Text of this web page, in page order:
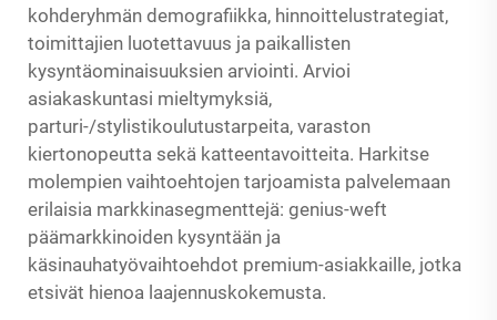
kohderyhmän demografiikka, hinnoittelustrategiat,
toimittajien luotettavuus ja paikallisten
kysyntäominaisuuksien arviointi. Arvioi
asiakaskuntasi mieltymyksiä,
parturi-/stylistikoulutustarpeita, varaston
kiertonopeutta sekä katteentavoitteita. Harkitse
molempien vaihtoehtojen tarjoamista palvelemaan
erilaisia markkinasegmenttejä: genius-weft
päämarkkinoiden kysyntään ja
käsinauhatyövaihtoehdot premium-asiakkaille, jotka
etsivät hienoa laajennuskokemusta.